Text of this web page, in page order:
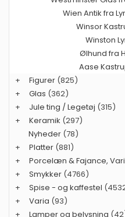
Wien Antik fra
Winsor
Winston
Ølhund fra
Aase
+
Figurer (825)
+
Glas (362)
+
Jule ting / Legetøj (315)
+
Keramik (297)
Nyheder (78)
+
Platter (881)
+
Porcelæn & Fajance,
+
Smykker (4766)
+
Spise - og kaffestel
+
Varia (93)
+
Lamper og belysning